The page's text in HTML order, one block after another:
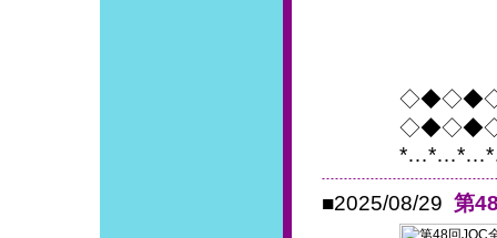
■2025/08/29 第